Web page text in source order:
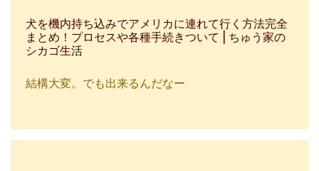
犬を機内持ち込みでアメリカに連れて行く方法完全
まとめ！プロセスや各種手続きついて | ちゅう家の
シカゴ生活
結構大変。でも出来るんだなー